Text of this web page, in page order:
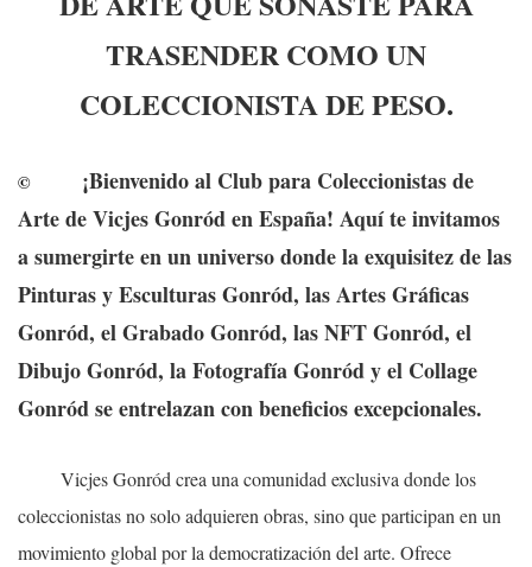
TRASENDER COMO UN
COLECCIONISTA DE PESO.
©
¡Bienvenido al Club para Coleccionistas de
Arte de Vicjes Gonród en España! Aquí te invitamos
a sumergirte en un universo donde la exquisitez de las
Pinturas y Esculturas Gonród, las Artes Gráficas
Gonród, el Grabado Gonród, las NFT Gonród, el
Dibujo Gonród, la Fotografía Gonród y el Collage
Gonród se entrelazan con beneficios excepcionales.
Vicjes Gonród crea una comunidad exclusiva donde los
coleccionistas no solo adquieren obras, sino que participan en un
movimiento global por la democratización del arte. Ofrece